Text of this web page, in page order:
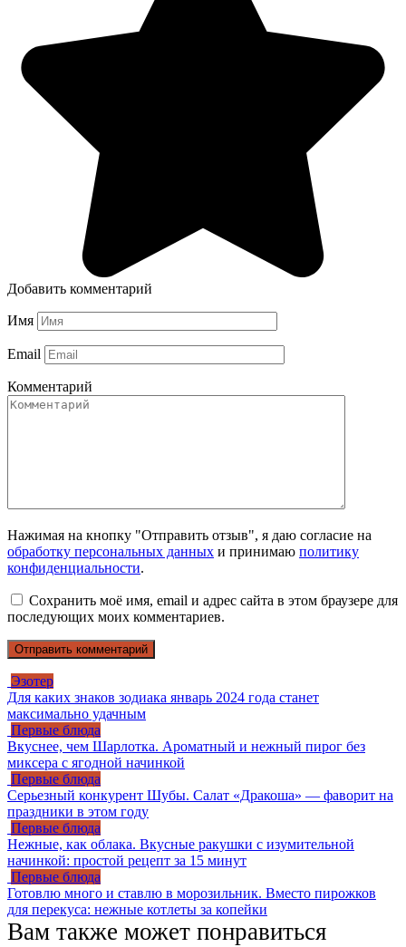
Добавить комментарий
Имя
Email
Комментарий
Нажимая на кнопку "Отправить отзыв", я даю согласие на
обработку персональных данных и принимаю политику
конфиденциальности.
Сохранить моё имя, email и адрес сайта в этом браузере для
последующих моих комментариев.
Эзотер
Для каких знаков зодиака январь 2024 года станет
максимально удачным
Первые блюда
Вкуснее, чем Шарлотка. Ароматный и нежный пирог без
миксера с ягодной начинкой
Первые блюда
Серьезный конкурент Шубы. Салат «Дракоша» — фаворит на
праздники в этом году
Первые блюда
Нежные, как облака. Вкусные ракушки с изумительной
начинкой: простой рецепт за 15 минут
Первые блюда
Готовлю много и ставлю в морозильник. Вместо пирожков
для перекуса: нежные котлеты за копейки
Вам также может понравиться